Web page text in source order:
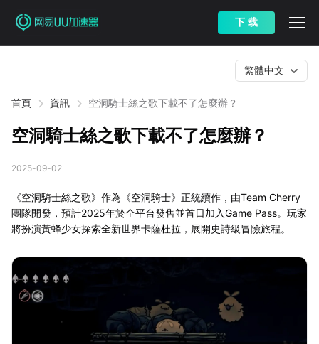
下 载
首頁 資訊 空洞騎士絲之歌下載不了怎麼辦？
繁體中文
空洞騎士絲之歌下載不了怎麼辦？
2025-09-02
《空洞騎士絲之歌》作為《空洞騎士》正統續作，由Team Cherry
團隊開發，預計2025年於全平台發售並首日加入Game Pass。玩家
將扮演黃蜂少女探索全新世界卡薩杜拉，展開史詩級冒險旅程。